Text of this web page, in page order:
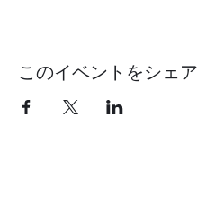
このイベントをシェア